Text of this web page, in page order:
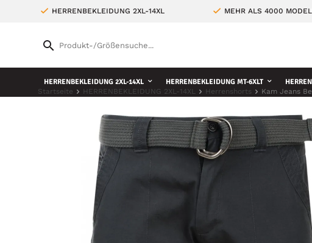
HERRENBEKLEIDUNG 2XL-14XL MEHR ALS 4000
HERRENBEKLEIDUNG 2XL-14XL HERRENBEKLEIDUNG MT-6XLT
Startseite HERRENBEKLEIDUNG 2XL-14XL Herrenshorts Kam Jeans